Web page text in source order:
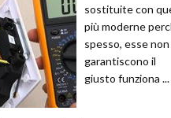
sostituite con
più moderne
spesso, esse non
garantiscono il
giusto funziona ...